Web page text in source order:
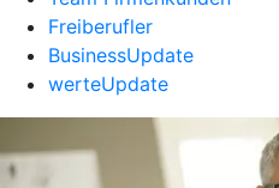
Freiberufler
BusinessUpdate
werteUpdate